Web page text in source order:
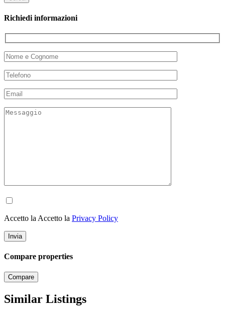
Richiedi informazioni
Accetto la Accetto la Privacy Policy
Compare properties
Compare
Similar Listings